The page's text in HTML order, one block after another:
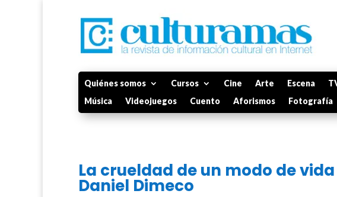
Quiénes somos Cursos Cine Arte Escena
Música
Videojuegos Cuento Aforismos Fotografía
La crueldad de un modo de
Daniel Dimeco